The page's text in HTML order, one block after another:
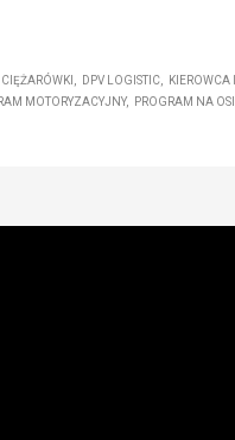
CIĘŻARÓWKI DPV LOGISTIC KIEROWCA
MOTORYZACYJNY PROGRAM NA OSI